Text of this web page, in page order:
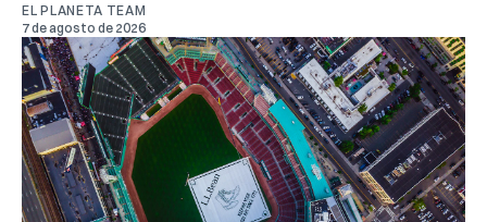
EL PLANETA TEAM
7 de agosto de 2026